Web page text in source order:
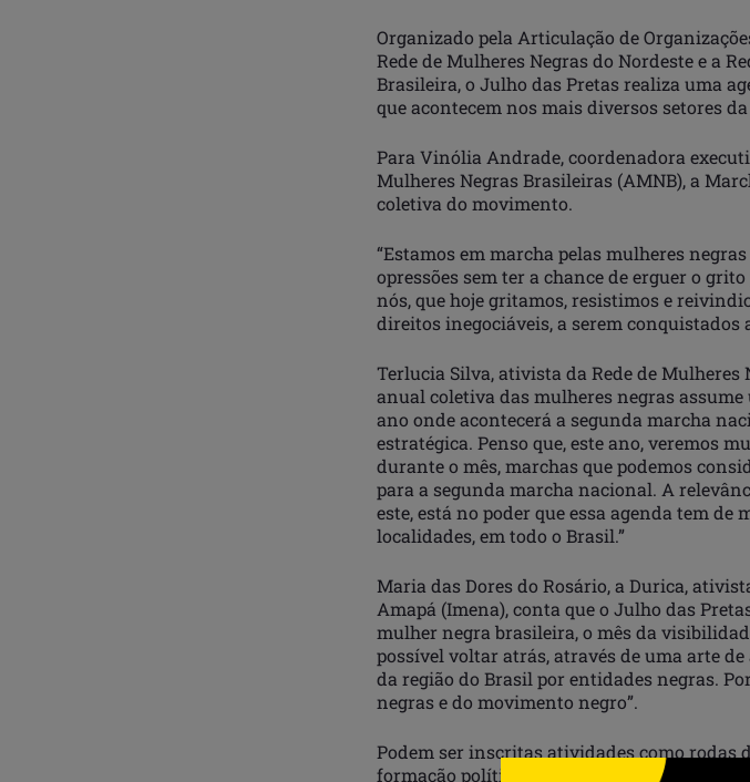
Organizado pela Articulação de
Rede de Mulheres Negras do Nordeste e a
Brasileira, o Julho das Pretas realiza uma
que acontecem nos mais diversos setores
Para Vinólia Andrade, coordenadora
Mulheres Negras Brasileiras (AMNB), a
coletiva do movimento.
“Estamos em marcha pelas mulheres
opressões sem ter a chance de erguer o
nós, que hoje gritamos, resistimos e
direitos inegociáveis, a serem conquistados
Terlucia Silva, ativista da Rede de Mulheres
anual coletiva das mulheres negras
ano onde acontecerá a segunda marcha
estratégica. Penso que, este ano, veremos
durante o mês, marchas que podemos
para a segunda marcha nacional. A
este, está no poder que essa agenda tem
localidades, em todo o Brasil.”
Maria das Dores do Rosário, a Durica,
Amapá (Imena), conta que o Julho das
mulher negra brasileira, o mês da
possível voltar atrás, através de uma arte
da região do Brasil por entidades negras.
negras e do movimento negro”.
Podem ser inscritas atividades como rodas
formação política, seminários e marchas,